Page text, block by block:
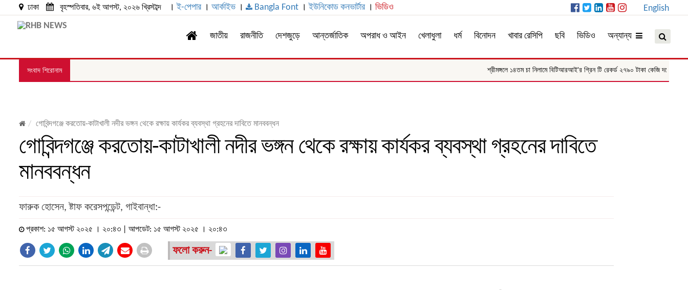
ঢাকা বৃহস্পতিবার, ৬ই আগস্ট, ২০২৬ খ্রিস্টাব্দ । ই-পেপার । আর্কাইভ । Bangla Font । ইউনিকোড কনভার্টার । ভিডিও English
সংবাদ শিরোনাম শ্রীমঙ্গলে ১৪তম চা নিলামে বিটিআরআই'র গ্রিন টি রেকর্ড ২৭৯০ টাকা কেজি দরে বিক্রি
জাতীয় রাজনীতি দেশজুড়ে আন্তর্জাতিক অপরাধ ও আইন খেলাধুলা ধর্ম বিনোদন খাবার রেসিপি ছবি ভিডিও অন্যান্য
গোবিন্দগঞ্জে করতোয়-কাটাখালী নদীর ভঙ্গন থেকে রক্ষায় কার্যকর ব্যবস্থা গ্রহনের দাবিতে মানববন্ধন
গোবিন্দগঞ্জে করতোয়-কাটাখালী নদীর ভঙ্গন থেকে রক্ষায় কার্যকর ব্যবস্থা গ্রহনের দাবিতে
মানববন্ধন
ফারুক হোসেন, ষ্টাফ করেসপন্ডেন্ট, গাইবান্ধা:-
প্রকাশ: ১৫ আগস্ট ২০২৫ । ২০:৪৩ | আপডেট: ১৫ আগস্ট ২০২৫ । ২০:৪৩
ফলো করুন-